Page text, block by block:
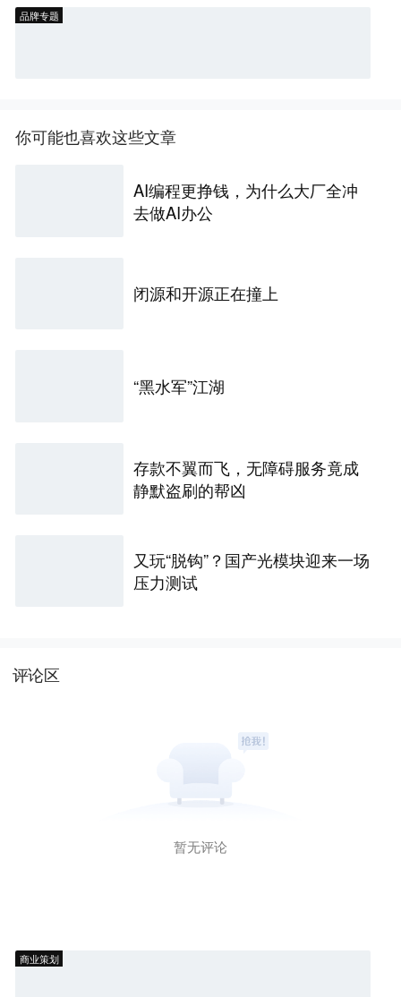
品牌专题
你可能也喜欢这些文章
AI编程更挣钱，为什么大厂全冲
去做AI办公
闭源和开源正在撞上
“黑水军”江湖
存款不翼而飞，无障碍服务竟成
静默盗刷的帮凶
又玩“脱钩”？国产光模块迎来一场
压力测试
评论区
暂无评论
商业策划